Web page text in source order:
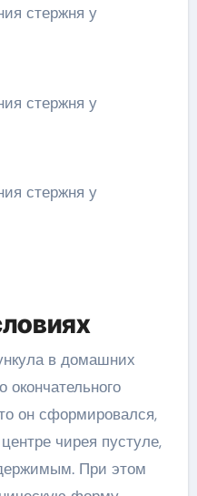
в домашних
он сформировался,
чирея пустуле,
При этом